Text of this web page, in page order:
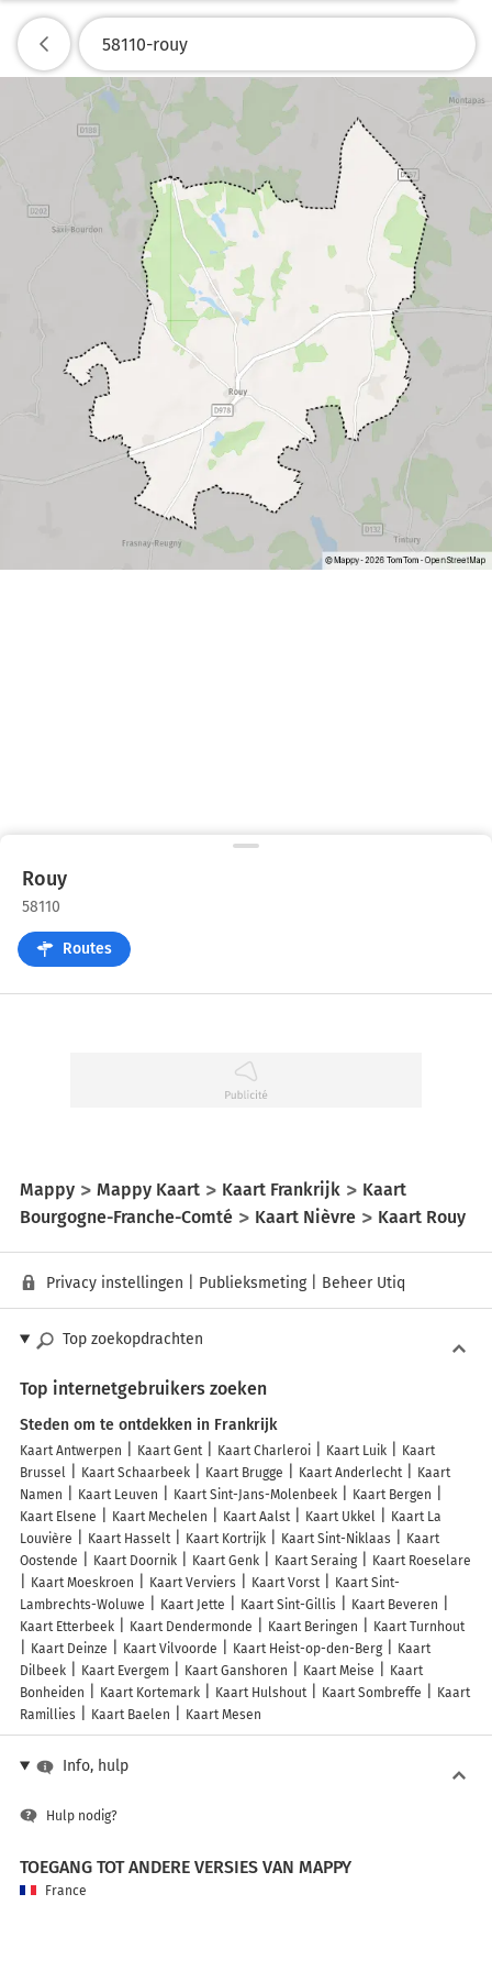
Rouy
58110
Routes
Mappy Mappy Kaart Kaart Frankrijk
Kaart
Bourgogne-Franche-Comté
Kaart Nièvre Kaart Rouy
Privacy instellingen Publieksmeting| Beheer Utiq
Top zoekopdrachten
Top internetgebruikers zoeken
Steden om te ontdekken in Frankrijk
Kaart Antwerpen Kaart Gent Kaart Charleroi Kaart Luik
Kaart
Brussel
Kaart Schaarbeek Kaart Brugge Kaart Anderlecht
Kaart
Namen
Kaart Leuven Kaart Sint-Jans-Molenbeek
Kaart Bergen
Kaart Elsene
Kaart Mechelen Kaart Aalst Kaart Ukkel
Kaart La
Louvière
Kaart Hasselt Kaart Kortrijk Kaart Sint-Niklaas
Kaart
Oostende
Kaart Doornik Kaart Genk Kaart Seraing
Kaart Roeselare
Kaart Moeskroen
Kaart Verviers Kaart Vorst
Kaart Sint-
Lambrechts-Woluwe
Kaart Jette Kaart Sint-Gillis
Kaart Beveren
Kaart Etterbeek
Kaart Dendermonde Kaart Beringen
Kaart Turnhout
Kaart Deinze
Kaart Vilvoorde Kaart Heist-op-den-Berg
Kaart
Dilbeek
Kaart Evergem Kaart Ganshoren Kaart Meise
Kaart
Bonheiden
Kaart Kortemark Kaart Hulshout Kaart Sombreffe
Kaart
Ramillies
Kaart Baelen Kaart Mesen
Info, hulp
Hulp nodig?
TOEGANG TOT ANDERE VERSIES VAN MAPPY
France